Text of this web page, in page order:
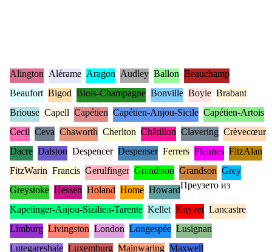
Alington Alérame Aragon Audley Ballon Beauchamp
Beaufort Bigod Blois-Champagne Bonville Boyle Brabant
Briouse Capell Capétien Capétien-Anjou-Sicile Capétien-Artois
Cecil Ceva Chaworth Cherlton Châtillon Clavering Crèvecœur
Dacre Dalston Despencer Despenser Ferrers Fiennes FitzAlan
FitzWarin Francis Gerulfinger Grandison Grandson Grey
Greystoke Hessen Holand Home Howard
Kapetinger-Anjou-Sizilien-Tarente Kellet Knyvet Lancastre
Limburg Livingston London Longespée Lusignan
Lutegareshale Luxemburg Mainwaring Maxwell
Преузето из